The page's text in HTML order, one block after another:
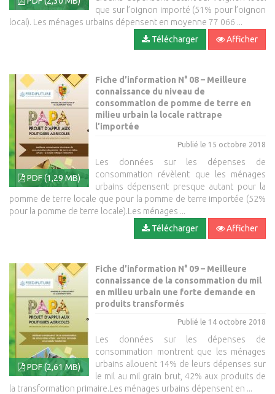
que sur l’oignon importé (51% pour l’oignon
local). Les ménages urbains dépensent en moyenne 77 066 ...
Télécharger
Afficher
PDF (1,29 MB)
Fiche d’information N° 08 – Meilleure
connaissance du niveau de
consommation de pomme de terre en
milieu urbain la locale rattrape
l’importée
Publié le 15 octobre 2018
Les données sur les dépenses de
consommation révèlent que les ménages
urbains dépensent presque autant pour la
pomme de terre locale que pour la pomme de terre importée (52%
pour la pomme de terre locale).Les ménages ...
Télécharger
Afficher
PDF (2,61 MB)
Fiche d’information N° 09 – Meilleure
connaissance de la consommation du mil
en milieu urbain une forte demande en
produits transformés
Publié le 14 octobre 2018
Les données sur les dépenses de
consommation montrent que les ménages
urbains allouent 14% de leurs dépenses sur
le mil au mil grain brut, 42% aux produits de
la transformation primaire.Les ménages urbains dépensent en ...